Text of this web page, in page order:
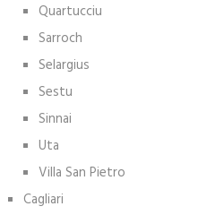
Quartucciu
Sarroch
Selargius
Sestu
Sinnai
Uta
Villa San Pietro
Cagliari